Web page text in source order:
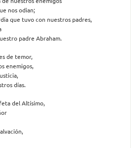
nos odian;
que tuvo con nuestros padres,
padre Abraham.
de temor,
enemigos,
días.
del Altísimo,